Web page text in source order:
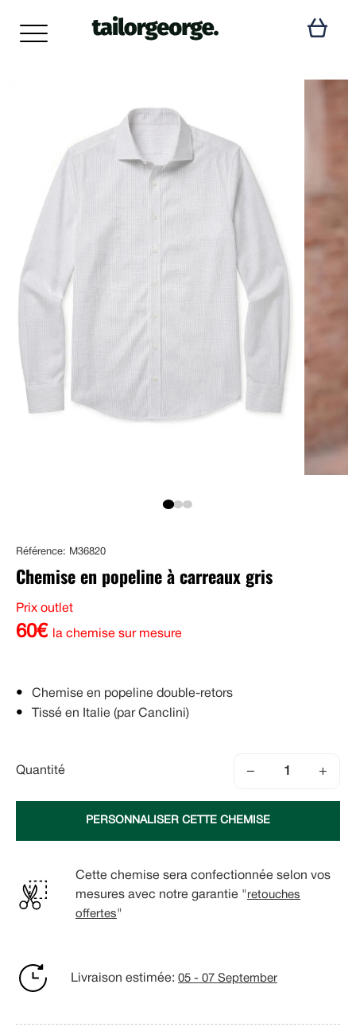
Référence: M36820
Chemise en popeline à carreaux gris
Prix outlet
60€ la chemise sur mesure
Chemise en popeline double-retors
Tissé en Italie (par Canclini)
Quantité − +
PERSONNALISER CETTE CHEMISE
Cette chemise sera confectionnée selon vos
mesures avec notre garantie " retouches
offertes"
Livraison estimée: 05 - 07 September